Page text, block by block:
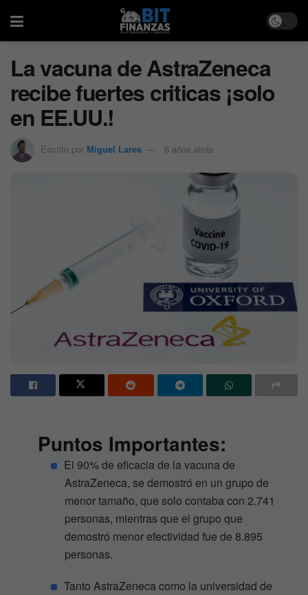
La vacuna de AstraZeneca
recibe fuertes criticas ¡solo
en EE.UU.!
Escrito por Miguel Lares 6 años atrás
Puntos Importantes:
El 90% de eficacia de la vacuna de
AstraZeneca, se demostró en un grupo de
menor tamaño, que solo contaba con 2.741
personas, mientras que el grupo que
demostró menor efectividad fue de 8.895
personas.
Tanto AstraZeneca como la universidad de